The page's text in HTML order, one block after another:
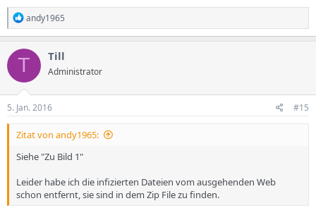
R
e
a
k
t
o
n
e
andy1965
T Till
Administrator
5. Jan. 2016 #15
Zitat von andy1965:
Siehe "Zu Bild 1"
Leider habe ich die infizierten Dateien vom ausgehenden Web
schon entfernt, sie sind in dem Zip File zu finden.